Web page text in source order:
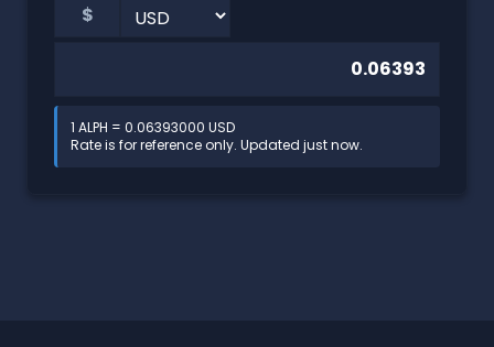
$
1 ALPH = 0.06393000 USD
Rate is for reference only. Updated just now.